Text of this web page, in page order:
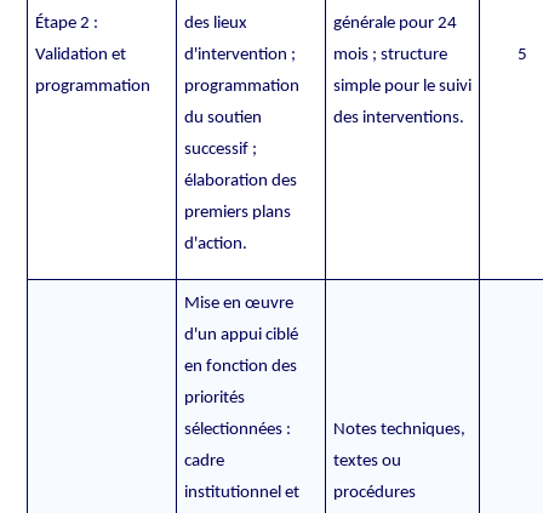
Étape 2 :
Validation et
programmation
des lieux
d'intervention ;
programmation
du soutien
successif ;
élaboration des
premiers plans
d'action.
générale pour 24
mois ; structure
simple pour le suivi
des interventions.
5
Mise en œuvre
d'un appui ciblé
en fonction des
priorités
sélectionnées :
cadre
institutionnel et
Notes techniques,
textes ou
procédures